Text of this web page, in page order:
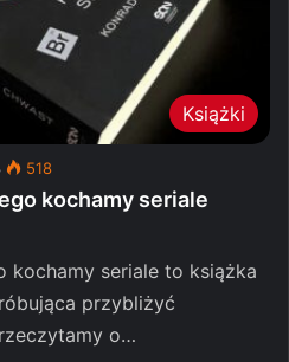
Książki
518
kochamy seriale
kochamy seriale to książka
przybliżyć
o…